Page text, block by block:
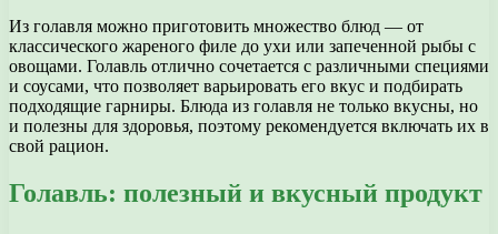
Из голавля можно приготовить множество блюд — от
классического жареного филе до ухи или запеченной рыбы с
овощами. Голавль отлично сочетается с различными специями
и соусами, что позволяет варьировать его вкус и подбирать
подходящие гарниры. Блюда из голавля не только вкусны, но
и полезны для здоровья, поэтому рекомендуется включать их в
свой рацион.
Голавль: полезный и вкусный продукт